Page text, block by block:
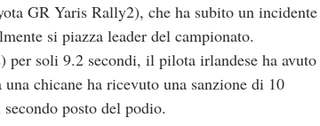
GR Yaris Rally2), che ha subito un incidente
si piazza leader del campionato.
per soli 9.2 secondi, il pilota irlandese ha avuto
chicane ha ricevuto una sanzione di 10
posto del podio.